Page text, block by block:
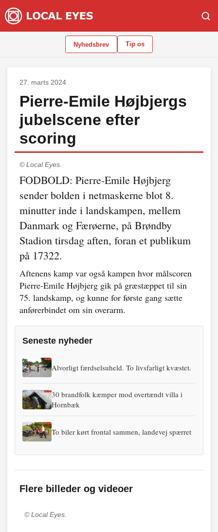
Nyhedsbrev Tip os
27. marts 2024
Pierre-Emile Højbjergs
jubelscene efter
scoring
© Local Eyes.
FODBOLD: Pierre-Emile Højbjerg
sender bolden i netmaskerne blot 8.
minutter inde i landskampen, mellem
Danmark og Færøerne, på Brøndby
Stadion tirsdag aften, foran et publikum
på 17322.
Aftenens kamp var også kampen hvor målscoren
Pierre-Emile Højbjerg gik på græstæppet til sin
75. landskamp, og kunne for første gang sætte
anførerbindet om sin overarm.
Seneste nyheder
Alvorligt færdselsuheld. To livsfarligt kvæstet.
30 brandfolk kæmper mod overtændt villa i
Hornbæk
To biler kørt frontal sammen, landevej spærret
Flere billeder og videoer
© Local Eyes.